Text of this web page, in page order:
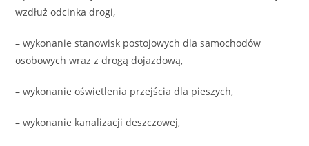
wzdłuż odcinka drogi,
– wykonanie stanowisk postojowych dla samochodów
osobowych wraz z drogą dojazdową,
– wykonanie oświetlenia przejścia dla pieszych,
– wykonanie kanalizacji deszczowej,